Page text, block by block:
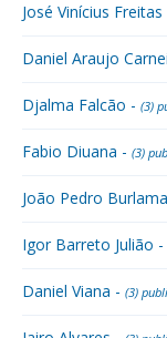
José Vinícius Freitas
Daniel Araujo
Djalma Falcão - (3)
Fabio Diuana - (3)
João Pedro
Igor Barreto Julião -
Daniel Viana - (3)